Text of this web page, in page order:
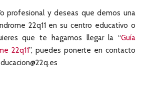
profesional y deseas que demos una
22q11 en su centro educativo o
que te hagamos llegar la “Guía
22q11”, puedes ponerte en contacto